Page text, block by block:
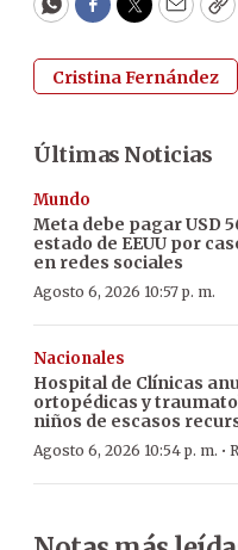
WhatsApp
Facebook
Twitter
Email
Cristina Fernández
Últimas Noticias
Mundo
Meta debe pagar USD
estado de EEUU por
en redes sociales
Agosto 6, 2026 10:57 p. m.
Nacionales
Hospital de Clínicas
ortopédicas y
niños de escasos
Agosto 6, 2026 10:54 p. m. ·